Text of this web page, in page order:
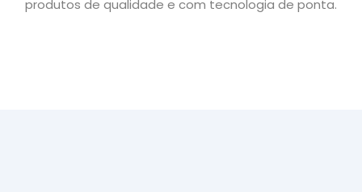
produtos de qualidade e com tecnologia de ponta.